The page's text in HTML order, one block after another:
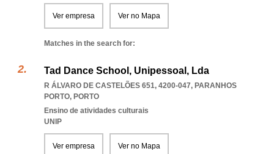
Ver empresa Ver no Mapa
Matches in the search for:
Tad Dance School, Unipessoal, Lda
R ÁLVARO DE CASTELÕES 651, 4200-047, PARANHOS
PORTO, PORTO
Ensino de atividades culturais
UNIP
Ver empresa Ver no Mapa